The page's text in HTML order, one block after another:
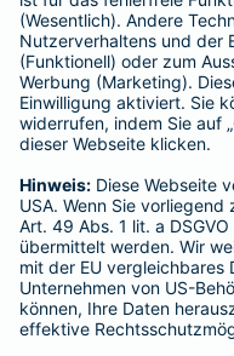
Schlichtungsstellen
Für Lebens- und
Verein
Postfach 080632, 10006
Für private
Ombudsmann für private
Postfach 060222, 10052
Impressum
Barmenia Versicherung -
Flügelstr. 13